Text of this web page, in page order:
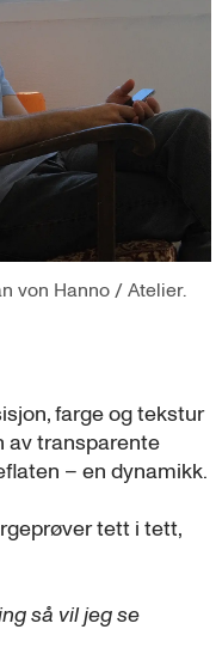
von Hanno / Atelier.
farge og tekstur
av transparente
– en dynamikk.
tett i tett,
så vil jeg se